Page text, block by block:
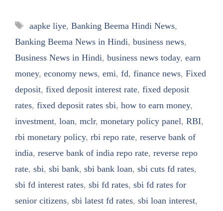
Tags
aapke liye, Banking Beema Hindi News,
Banking Beema News in Hindi, business news,
Business News in Hindi, business news today, earn
money, economy news, emi, fd, finance news, Fixed
deposit, fixed deposit interest rate, fixed deposit
rates, fixed deposit rates sbi, how to earn money,
investment, loan, mclr, monetary policy panel, RBI,
rbi monetary policy, rbi repo rate, reserve bank of
india, reserve bank of india repo rate, reverse repo
rate, sbi, sbi bank, sbi bank loan, sbi cuts fd rates,
sbi fd interest rates, sbi fd rates, sbi fd rates for
senior citizens, sbi latest fd rates, sbi loan interest,